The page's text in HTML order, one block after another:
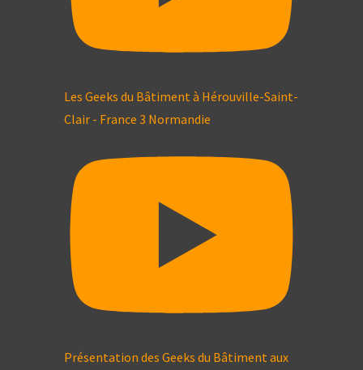
Les Geeks du Bâtiment à Hérouville-Saint-
Clair - France 3 Normandie
Présentation des Geeks du Bâtiment aux